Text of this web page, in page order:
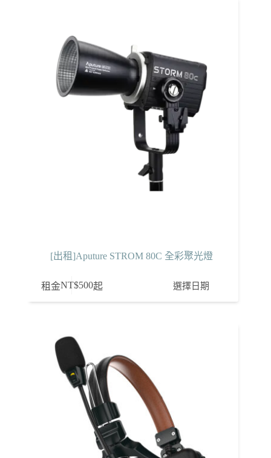
[出租]Aputure STROM 80C 全彩聚光燈
租金NT$500起 選擇日期